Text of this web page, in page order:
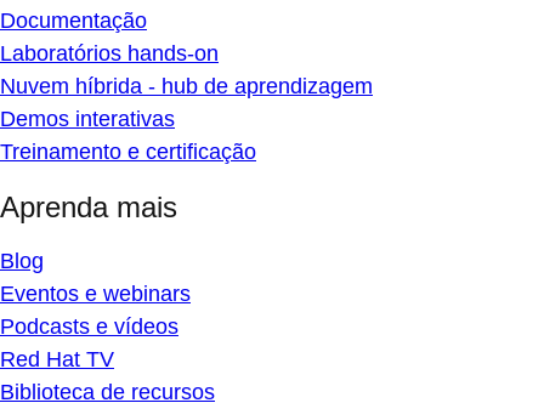
Documentação
Laboratórios hands-on
Nuvem híbrida - hub de aprendizagem
Demos interativas
Treinamento e certificação
Aprenda mais
Blog
Eventos e webinars
Podcasts e vídeos
Red Hat TV
Biblioteca de recursos